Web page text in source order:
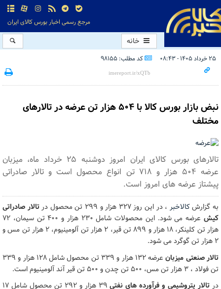
مرجع رسمی اخبار بورس کالای ایران
خانه
۲۵ خرداد ۱۴۰۵ - ۰۸:۴۳ کد مطلب: 98155
نبض بازار بورس کالا با ۵۰۴ هزار تن عرضه در تالارهای
مختلف
تالارهای بورس کالای ایران امروز دوشنبه ۲۵ خرداد ماه، میزبان
عرضه ۵۰۴ هزار و ۷۱۸ تن انواع محصول است و تالار صادراتی
پیشتاز عرضه های امروز است.
به گزارشکالاخبر ، در این روز ۳۲۷ هزار و ۲۹۹ تن محصول در
تالار صادراتی
کیش
عرضه می شود. این محصولات شامل ۲۳۰ هزار و ۴۰۰ تن سیمان، ۷۲
هزار تن کلینکر، ۱۸ هزار و ۸۹۹ تن قیر، ۲ هزار تن آلومینیوم، ۲ هزار تن مس و
۲ هزار تن گوگرد می شود.
تالار صنعتی میزبان
عرضه ۱۳۲ هزار و ۳۳۹ تن محصول شامل ۱۲۸ هزار و ۳۳۹
تن فولاد ، ۳ هزار تن مس، ۵۰۰ تن چدن و ۵۰۰ تن قیر آند آلومینیوم است.
در تالار پتروشیمی و فرآورده های نفتی
۳۹ هزار و ۲۹۲ تن محصول شامل ۱۷